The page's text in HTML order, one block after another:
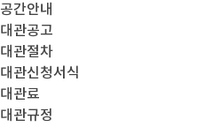
공간안내
대관공고
대관절차
대관신청서식
대관료
대관규정